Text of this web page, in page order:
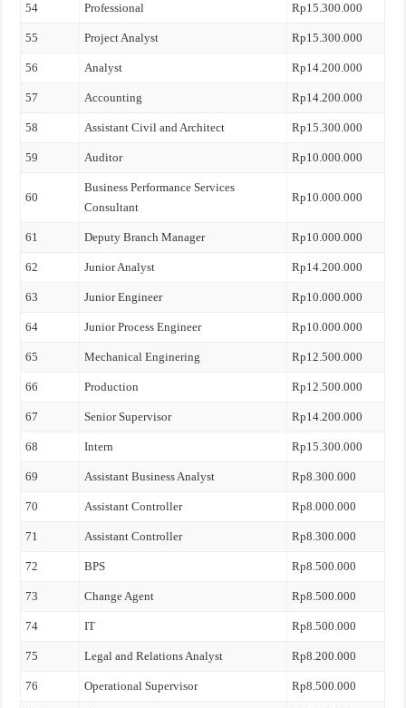
54 Professional Rp15.300.000
55 Project Analyst Rp15.300.000
56 Analyst Rp14.200.000
57 Accounting Rp14.200.000
58 Assistant Civil and Architect Rp15.300.000
59 Auditor Rp10.000.000
60
Business Performance Services
Consultant
Rp10.000.000
61 Deputy Branch Manager Rp10.000.000
62 Junior Analyst Rp14.200.000
63 Junior Engineer Rp10.000.000
64 Junior Process Engineer Rp10.000.000
65 Mechanical Enginering Rp12.500.000
66 Production Rp12.500.000
67 Senior Supervisor Rp14.200.000
68 Intern Rp15.300.000
69 Assistant Business Analyst Rp8.300.000
70 Assistant Controller Rp8.000.000
71 Assistant Controller Rp8.300.000
72 BPS Rp8.500.000
73 Change Agent Rp8.500.000
74 IT Rp8.500.000
75 Legal and Relations Analyst Rp8.200.000
76 Operational Supervisor Rp8.500.000